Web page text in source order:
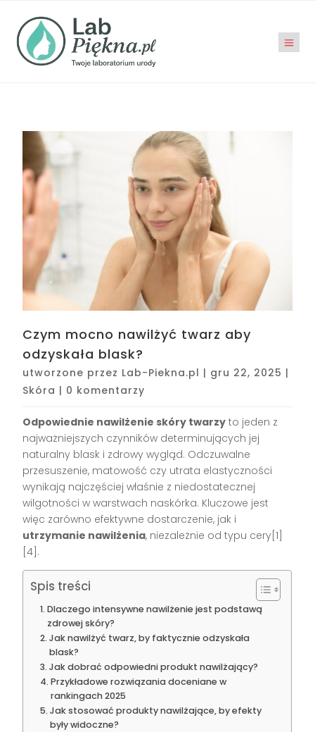
Czym mocno nawilżyć twarz aby
odzyskała blask?
utworzone przez Lab-Piekna.pl | gru 22, 2025 |
Skóra | 0 komentarzy
Odpowiednie nawilżenie skóry twarzy to jeden z
najważniejszych czynników determinujących jej
naturalny blask i zdrowy wygląd. Odczuwalne
przesuszenie, matowość czy utrata elastyczności
wynikają najczęściej właśnie z niedostatecznej
wilgotności w warstwach naskórka. Kluczowe jest
więc zarówno efektywne dostarczenie, jak i
utrzymanie nawilżenia, niezależnie od typu cery[1]
[4].
Spis treści
Dlaczego intensywne nawilżenie jest podstawą
zdrowej skóry?
Jak nawilżyć twarz, by faktycznie odzyskała
blask?
Jak dobrać odpowiedni produkt nawilżający?
Przykładowe rozwiązania doceniane w
rankingach 2025
Jak stosować produkty nawilżające, by efekty
były widoczne?